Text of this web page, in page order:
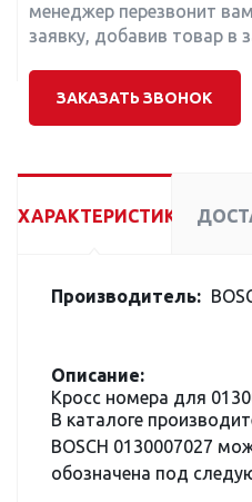
менеджер перезвонит
заявку, добавив товар в
ЗАКАЗАТЬ ЗВОНОК
ХАРАКТЕРИСТИКИ
Производитель:
Описание:
Кросс номера для
В каталоге
BOSCH 0130007027
обозначена под